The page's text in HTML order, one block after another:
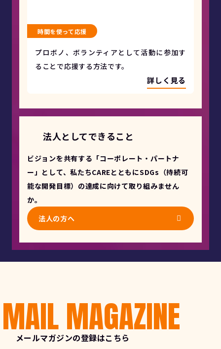
時間を使って応援
プロボノ、ボランティアとして活動に参加す
ることで応援する方法です。
詳しく見る
法人としてできること
ビジョンを共有する「コーポレート・パートナ
ー」として、私たちCAREとともにSDGs（持続可
能な開発目標）の達成に向けて取り組みません
か。
法人の方へ
MAIL MAGAZINE
メールマガジンの登録はこちら